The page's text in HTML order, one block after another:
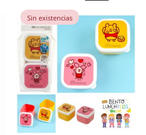
Sin existencias